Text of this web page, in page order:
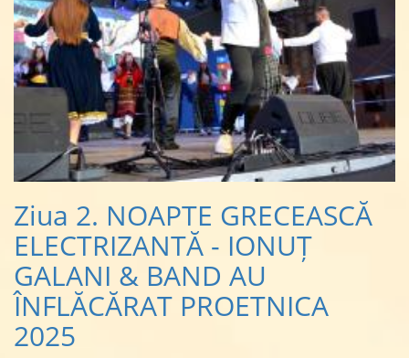
Ziua 2. NOAPTE GRECEASCĂ
ELECTRIZANTĂ - IONUȚ
GALANI & BAND AU
ÎNFLĂCĂRAT PROETNICA
2025